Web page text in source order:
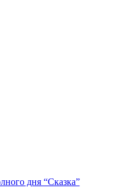
дня “Сказка”